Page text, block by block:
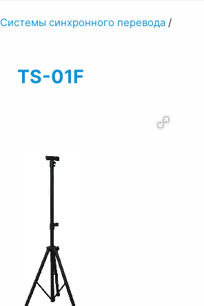
Системы синхронного перевода/
TS-01F